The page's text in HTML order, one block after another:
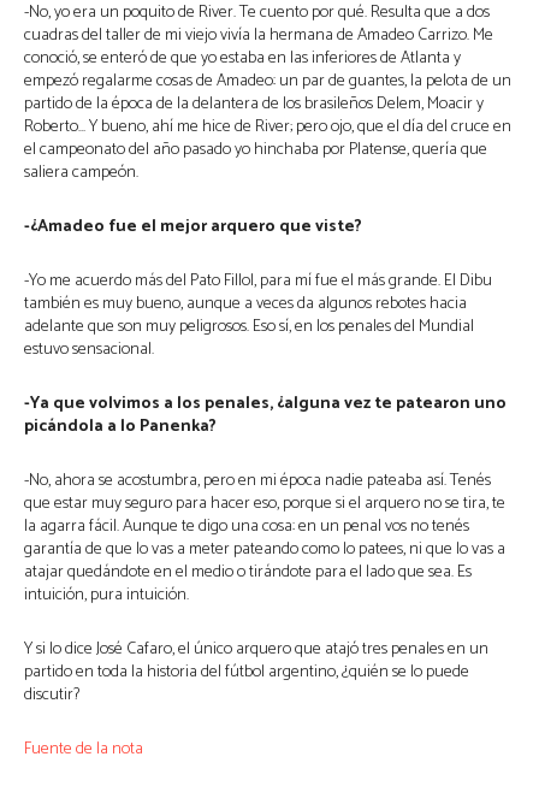
-No, yo era un poquito de River. Te cuento por qué. Resulta que a dos
cuadras del taller de mi viejo vivía la hermana de Amadeo Carrizo. Me
conoció, se enteró de que yo estaba en las inferiores de Atlanta y
empezó regalarme cosas de Amadeo: un par de guantes, la pelota de un
partido de la época de la delantera de los brasileños Delem, Moacir y
Roberto… Y bueno, ahí me hice de River; pero ojo, que el día del cruce en
el campeonato del año pasado yo hinchaba por Platense, quería que
saliera campeón.
-¿Amadeo fue el mejor arquero que viste?
-Yo me acuerdo más del Pato Fillol, para mí fue el más grande. El Dibu
también es muy bueno, aunque a veces da algunos rebotes hacia
adelante que son muy peligrosos. Eso sí, en los penales del Mundial
estuvo sensacional.
-Ya que volvimos a los penales, ¿alguna vez te patearon uno
picándola a lo Panenka?
-No, ahora se acostumbra, pero en mi época nadie pateaba así. Tenés
que estar muy seguro para hacer eso, porque si el arquero no se tira, te
la agarra fácil. Aunque te digo una cosa: en un penal vos no tenés
garantía de que lo vas a meter pateando como lo patees, ni que lo vas a
atajar quedándote en el medio o tirándote para el lado que sea. Es
intuición, pura intuición.
Y si lo dice José Cafaro, el único arquero que atajó tres penales en un
partido en toda la historia del fútbol argentino, ¿quién se lo puede
discutir?
Fuente de la nota